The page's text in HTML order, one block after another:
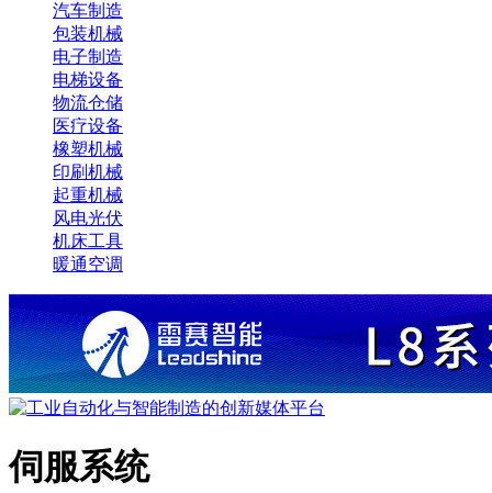
汽车制造
包装机械
电子制造
电梯设备
物流仓储
医疗设备
橡塑机械
印刷机械
起重机械
风电光伏
机床工具
暖通空调
伺服系统